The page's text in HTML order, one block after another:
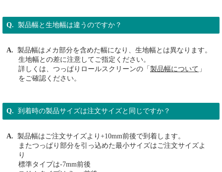
製品幅と生地幅は違うのですか？
製品幅はメカ部分を含めた幅になり、生地幅とは異なります。
生地幅との差に注意してご指定ください。
詳しくは、つっぱりロールスクリーンの「 製品幅について 」
をご確認ください。
到着時の製品サイズは注文サイズと同じですか？
製品幅はご注文サイズより+10mm前後で到着します。
またつっぱり部分を引っ込めた最小サイズはご注文サイズよ
り
標準タイプは-7mm前後